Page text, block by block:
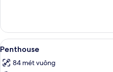
Phòng
Suite
Junior
Xem
tất
cả
5
Penthouse
84 mét vuông